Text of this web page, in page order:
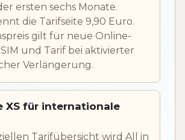
ersten sechs Monate.
die Tarifseite 9,90 Euro.
gilt für neue Online-
und Tarif bei aktivierter
Verlängerung.
XS für internationale
Tarifübersicht wird All in